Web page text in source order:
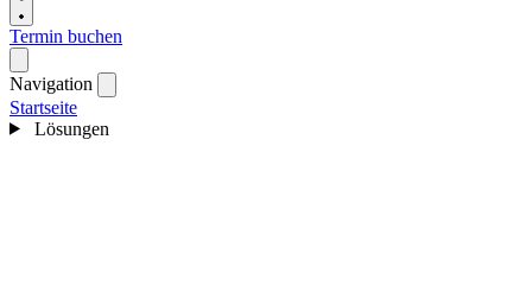
Termin buchen
Navigation
Startseite
Lösungen